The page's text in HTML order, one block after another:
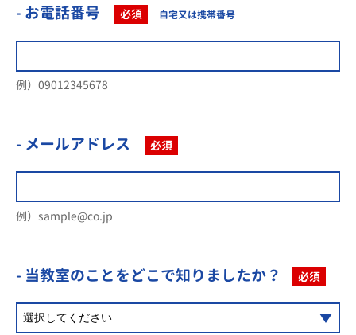
- お電話番号 必須 自宅又は携帯番号
例）09012345678
- メールアドレス 必須
例）sample@co.jp
- 当教室のことをどこで知りましたか？ 必須